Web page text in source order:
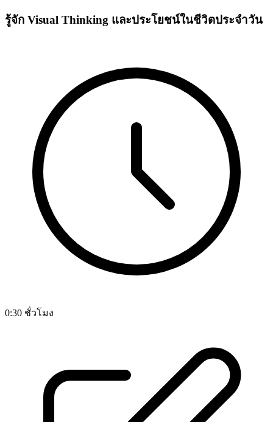
รู้จัก Visual Thinking และประโยชน์ในชีวิตประจําวัน
0:30 ชั่วโมง